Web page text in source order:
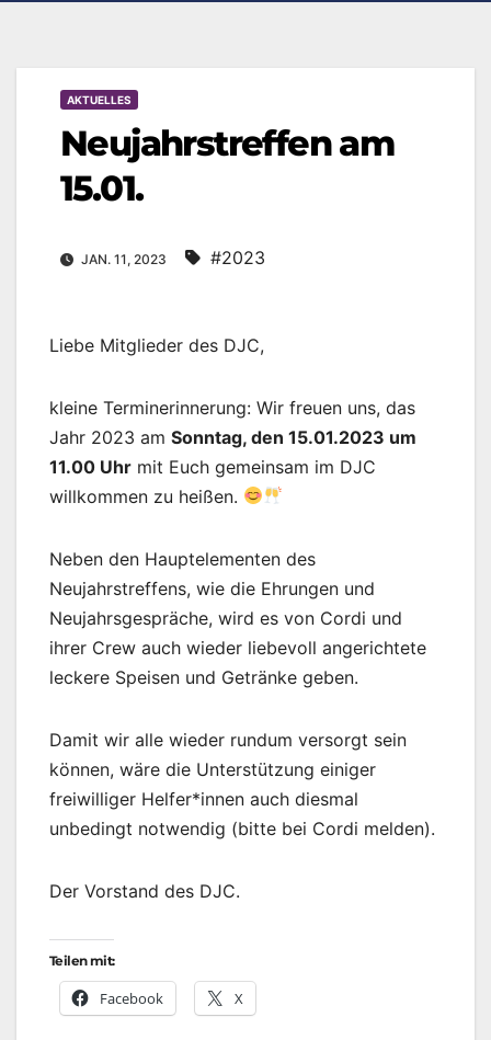
AKTUELLES
Neujahrstreffen am
15.01.
JAN. 11, 2023 #2023
Liebe Mitglieder des DJC,
kleine Terminerinnerung: Wir freuen uns, das
Jahr 2023 am Sonntag, den 15.01.2023 um
11.00 Uhr mit Euch gemeinsam im DJC
willkommen zu heißen.
Neben den Hauptelementen des
Neujahrstreffens, wie die Ehrungen und
Neujahrsgespräche, wird es von Cordi und
ihrer Crew auch wieder liebevoll angerichtete
leckere Speisen und Getränke geben.
Damit wir alle wieder rundum versorgt sein
können, wäre die Unterstützung einiger
freiwilliger Helfer*innen auch diesmal
unbedingt notwendig (bitte bei Cordi melden).
Der Vorstand des DJC.
Teilen mit:
Facebook X